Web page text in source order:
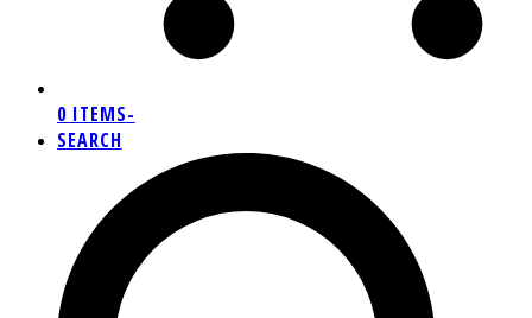
0 ITEMS-
SEARCH